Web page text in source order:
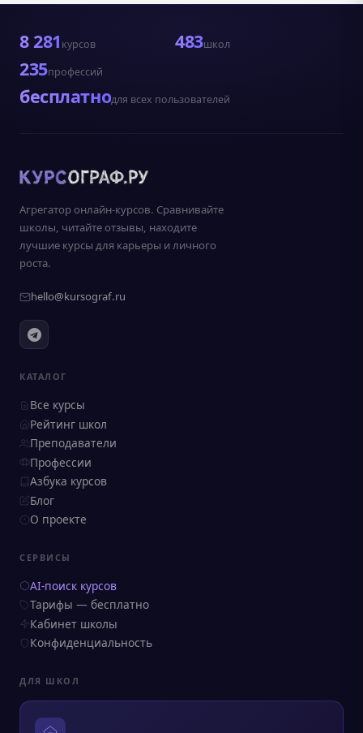
8 281 курсов 483школ
235профессий
бесплатнодля всех пользователей
Агрегатор онлайн-курсов. Сравнивайте
школы, читайте отзывы, находите
лучшие курсы для карьеры и личного
роста.
hello@kursograf.ru
КАТАЛОГ
Все курсы
Рейтинг школ
Преподаватели
Профессии
Азбука курсов
Блог
О проекте
СЕРВИСЫ
AI-поиск курсов
Тарифы — бесплатно
Кабинет школы
Конфиденциальность
ДЛЯ ШКОЛ